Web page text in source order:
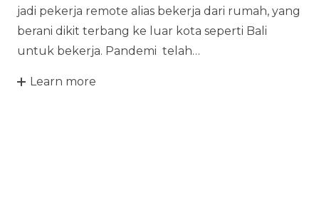
jadi pekerja remote alias bekerja dari rumah, yang
berani dikit terbang ke luar kota seperti Bali
untuk bekerja. Pandemi telah…
Learn more